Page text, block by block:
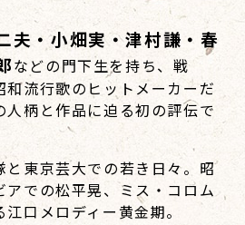
夫・小畑実・津村謙・春
などの門下生を持ち、戦
流行歌のヒットメーカーだ
人柄と作品に迫る初の評伝で
と東京芸大での若き日々。昭
での松平晃、ミス・コロム
口メロディー黄金期。